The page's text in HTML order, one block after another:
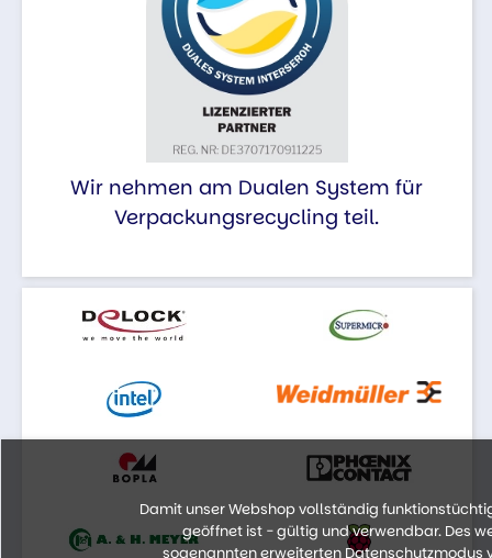
Wir nehmen am Dualen System für
Verpackungsrecycling teil.
Damit unser Webshop vollständig
geöffnet ist - gültig und verwendbar. Des
sogenannten erweiterten Datenschutzmodus